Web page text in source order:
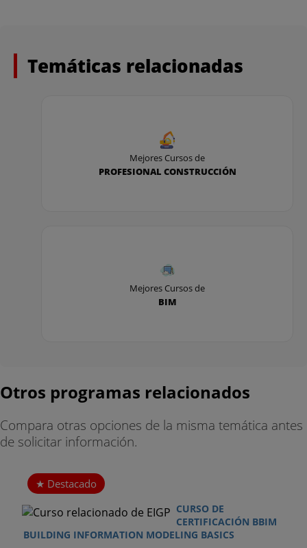
Temáticas relacionadas
Mejores Cursos de
PROFESIONAL CONSTRUCCIÓN
Mejores Cursos de
BIM
Otros programas relacionados
Compara otras opciones de la misma temática antes
de solicitar información.
Destacado
CURSO DE
CERTIFICACIÓN BBIM
BUILDING INFORMATION MODELING BASICS